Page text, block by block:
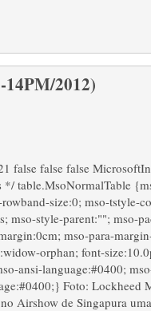
2012)
false false false
*/ table.MsoNormalTable
size:0; mso-tstyle-
mso-style-parent:""; mso-
mso-para-
orphan; font-
ansi-language:#0400;
Foto: Lockheed
Airshow de Singapura